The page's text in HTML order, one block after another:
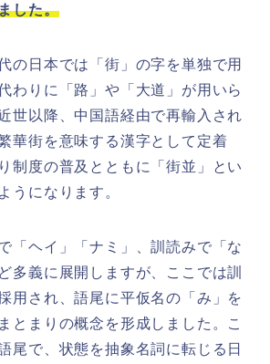
した。
の日本では「街」の字を単独で用
わりに「路」や「大道」が用いら
世以降、中国語経由で再輸入され
華街を意味する漢字として定着
制度の普及とともに「街並」とい
うになります。
「ヘイ」「ナミ」、訓読みで「な
多義に展開しますが、ここでは訓
用され、語尾に平仮名の「み」を
とまりの概念を形成しました。こ
尾で、状態を抽象名詞に転じる日